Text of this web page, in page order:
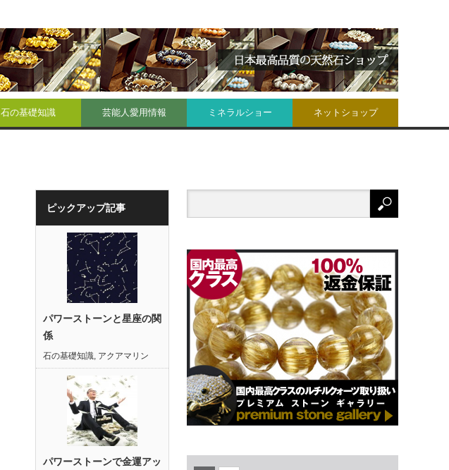
石の基礎知識 芸能人愛用情報 ミネラルショー ネットショップ
ピックアップ記事
パワーストーンと星座の関
係
石の基礎知識, アクアマリン
パワーストーンで金運アッ